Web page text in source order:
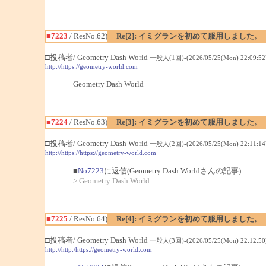
■7223 / ResNo.62)
Re[2]: イミグランを初めて服用しました。
□投稿者/ Geometry Dash World 一般人(1回)-(2026/05/25(Mon)
http://https://geometry-world.com
Geometry Dash World
■7224/ ResNo.63)
Re[3]: イミグランを初めて服用しました。
□投稿者/ Geometry Dash World 一般人(2回)-(2026/05/25(Mon)
http://https://https://geometry-world.com
■No7223に返信(Geometry Dash Worldさんの記事)
> Geometry Dash World
■7225 / ResNo.64)
Re[4]: イミグランを初めて服用しました。
□投稿者/ Geometry Dash World 一般人(3回)-(2026/05/25(Mon)
http://http:/https://geometry-world.com